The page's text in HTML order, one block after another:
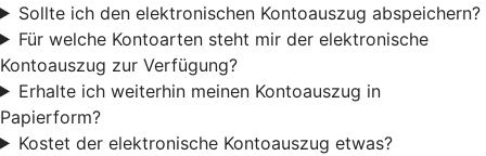
Sollte ich den elektronischen Kontoauszug abspeichern?
Für welche Kontoarten steht mir der elektronische
Kontoauszug zur Verfügung?
Erhalte ich weiterhin meinen Kontoauszug in
Papierform?
Kostet der elektronische Kontoauszug etwas?